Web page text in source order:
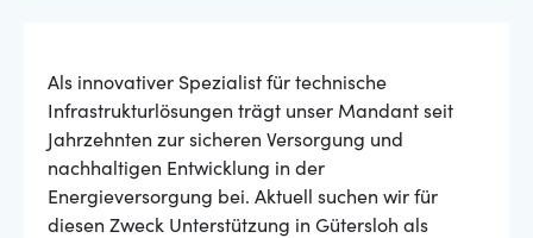
Als innovativer Spezialist für technische
Infrastrukturlösungen trägt unser Mandant seit
Jahrzehnten zur sicheren Versorgung und
nachhaltigen Entwicklung in der
Energieversorgung bei. Aktuell suchen wir für
diesen Zweck Unterstützung in Gütersloh als